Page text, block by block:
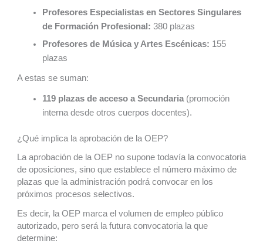
Profesores Especialistas en Sectores Singulares
de Formación Profesional: 380 plazas
Profesores de Música y Artes Escénicas: 155
plazas
A estas se suman:
119 plazas de acceso a Secundaria (promoción
interna desde otros cuerpos docentes).
¿Qué implica la aprobación de la OEP?
La aprobación de la OEP no supone todavía la convocatoria
de oposiciones, sino que establece el número máximo de
plazas que la administración podrá convocar en los
próximos procesos selectivos.
Es decir, la OEP marca el volumen de empleo público
autorizado, pero será la futura convocatoria la que
determine: